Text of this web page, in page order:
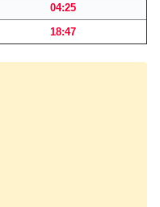
04:25
18:47